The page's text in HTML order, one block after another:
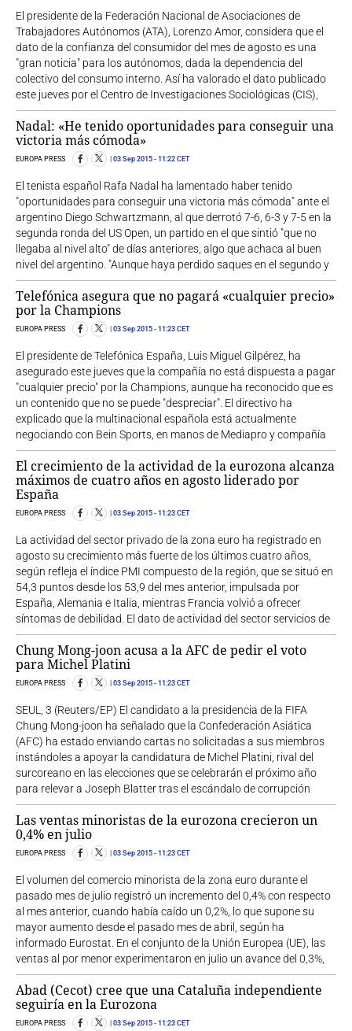
El presidente de la Federación Nacional de Asociaciones de
Trabajadores Autónomos (ATA), Lorenzo Amor, considera que el
dato de la confianza del consumidor del mes de agosto es una
"gran noticia" para los autónomos, dada la dependencia del
colectivo del consumo interno. Así ha valorado el dato publicado
este jueves por el Centro de Investigaciones Sociológicas (CIS),
Nadal: «He tenido oportunidades para conseguir una
victoria más cómoda»
EUROPA PRESS 03 Sep 2015 - 11:22 CET
El tenista español Rafa Nadal ha lamentado haber tenido
"oportunidades para conseguir una victoria más cómoda" ante el
argentino Diego Schwartzmann, al que derrotó 7-6, 6-3 y 7-5 en la
segunda ronda del US Open, un partido en el que sintió "que no
llegaba al nivel alto" de días anteriores, algo que achaca al buen
nivel del argentino. "Aunque haya perdido saques en el segundo y
Telefónica asegura que no pagará «cualquier precio»
por la Champions
EUROPA PRESS 03 Sep 2015 - 11:23 CET
El presidente de Telefónica España, Luis Miguel Gilpérez, ha
asegurado este jueves que la compañía no está dispuesta a pagar
"cualquier precio" por la Champions, aunque ha reconocido que es
un contenido que no se puede "despreciar". El directivo ha
explicado que la multinacional española está actualmente
negociando con Bein Sports, en manos de Mediapro y compañía
El crecimiento de la actividad de la eurozona alcanza
máximos de cuatro años en agosto liderado por
España
EUROPA PRESS 03 Sep 2015 - 11:23 CET
La actividad del sector privado de la zona euro ha registrado en
agosto su crecimiento más fuerte de los últimos cuatro años,
según refleja el índice PMI compuesto de la región, que se situó en
54,3 puntos desde los 53,9 del mes anterior, impulsada por
España, Alemania e Italia, mientras Francia volvió a ofrecer
síntomas de debilidad. El dato de actividad del sector servicios de
Chung Mong-joon acusa a la AFC de pedir el voto
para Michel Platini
EUROPA PRESS 03 Sep 2015 - 11:23 CET
SEUL, 3 (Reuters/EP) El candidato a la presidencia de la FIFA
Chung Mong-joon ha señalado que la Confederación Asiática
(AFC) ha estado enviando cartas no solicitadas a sus miembros
instándoles a apoyar la candidatura de Michel Platini, rival del
surcoreano en las elecciones que se celebrarán el próximo año
para relevar a Joseph Blatter tras el escándalo de corrupción
Las ventas minoristas de la eurozona crecieron un
0,4% en julio
EUROPA PRESS 03 Sep 2015 - 11:23 CET
El volumen del comercio minorista de la zona euro durante el
pasado mes de julio registró un incremento del 0,4% con respecto
al mes anterior, cuando había caído un 0,2%, lo que supone su
mayor aumento desde el pasado mes de abril, según ha
informado Eurostat. En el conjunto de la Unión Europea (UE), las
ventas al por menor experimentaron en julio un avance del 0,3%,
Abad (Cecot) cree que una Cataluña independiente
seguiría en la Eurozona
EUROPA PRESS 03 Sep 2015 - 11:23 CET